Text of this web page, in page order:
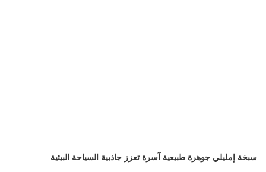
سبخة إمليلي جوهرة طبيعية آسرة تعزز جاذبية السياحة البيئية